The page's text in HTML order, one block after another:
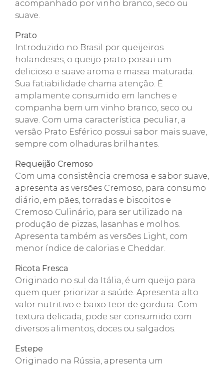
acompanhado por vinho branco, seco ou
suave.
Prato
Introduzido no Brasil por queijeiros
holandeses, o queijo prato possui um
delicioso e suave aroma e massa maturada.
Sua fatiabilidade chama atenção. É
amplamente consumido em lanches e
companha bem um vinho branco, seco ou
suave. Com uma característica peculiar, a
versão Prato Esférico possui sabor mais suave,
sempre com olhaduras brilhantes.
Requeijão Cremoso
Com uma consistência cremosa e sabor suave,
apresenta as versões Cremoso, para consumo
diário, em pães, torradas e biscoitos e
Cremoso Culinário, para ser utilizado na
produção de pizzas, lasanhas e molhos.
Apresenta também as versões Light, com
menor índice de calorias e Cheddar.
Ricota Fresca
Originado no sul da Itália, é um queijo para
quem quer priorizar a saúde. Apresenta alto
valor nutritivo e baixo teor de gordura. Com
textura delicada, pode ser consumido com
diversos alimentos, doces ou salgados.
Estepe
Originado na Rússia, apresenta um